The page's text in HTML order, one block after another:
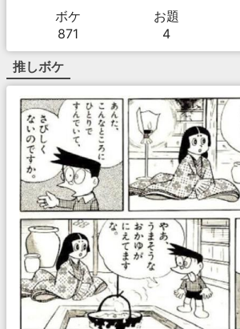
ボケ
871
お題
4
推しボケ